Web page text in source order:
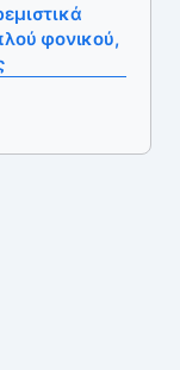
φονικού,